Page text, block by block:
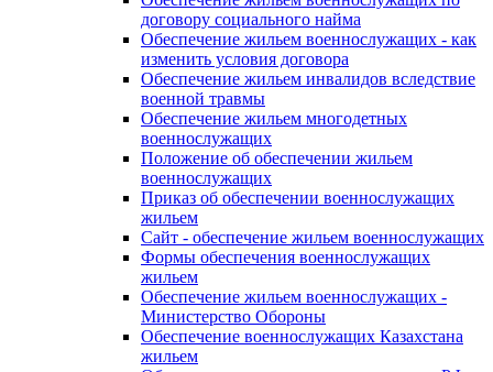
договору социального найма
Обеспечение жильем военнослужащих - как
изменить условия договора
Обеспечение жильем инвалидов вследствие
военной травмы
Обеспечение жильем многодетных
военнослужащих
Положение об обеспечении жильем
военнослужащих
Приказ об обеспечении военнослужащих
жильем
Сайт - обеспечение жильем военнослужащих
Формы обеспечения военнослужащих
жильем
Обеспечение жильем военнослужащих -
Министерство Обороны
Обеспечение военнослужащих Казахстана
жильем